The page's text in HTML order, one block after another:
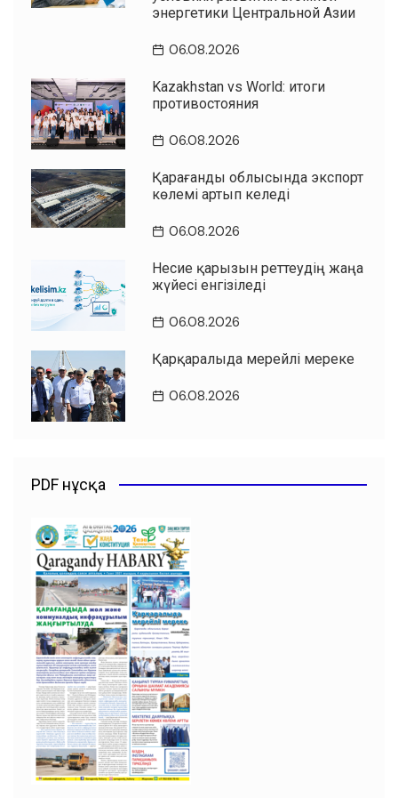
энергетики Центральной Азии
06.08.2026
Kazakhstan vs World: итоги
противостояния
06.08.2026
Қарағанды облысында экспорт
көлемі артып келеді
06.08.2026
Несие қарызын реттеудің жаңа
жүйесі енгізіледі
06.08.2026
Қарқаралыда мерейлі мереке
06.08.2026
PDF нұсқа